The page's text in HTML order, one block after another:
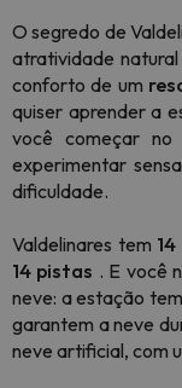
O segredo de
atratividade natural
conforto de um
quiser aprender a
você começar
experimentar
dificuldade.
Valdelinares tem
14 pistas . E você
neve: a estação
garantem a neve
neve artificial, com